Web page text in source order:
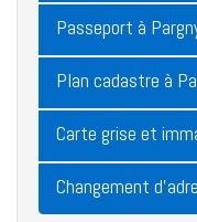
Passeport à
Plan cadastre à
Carte grise et
Changement